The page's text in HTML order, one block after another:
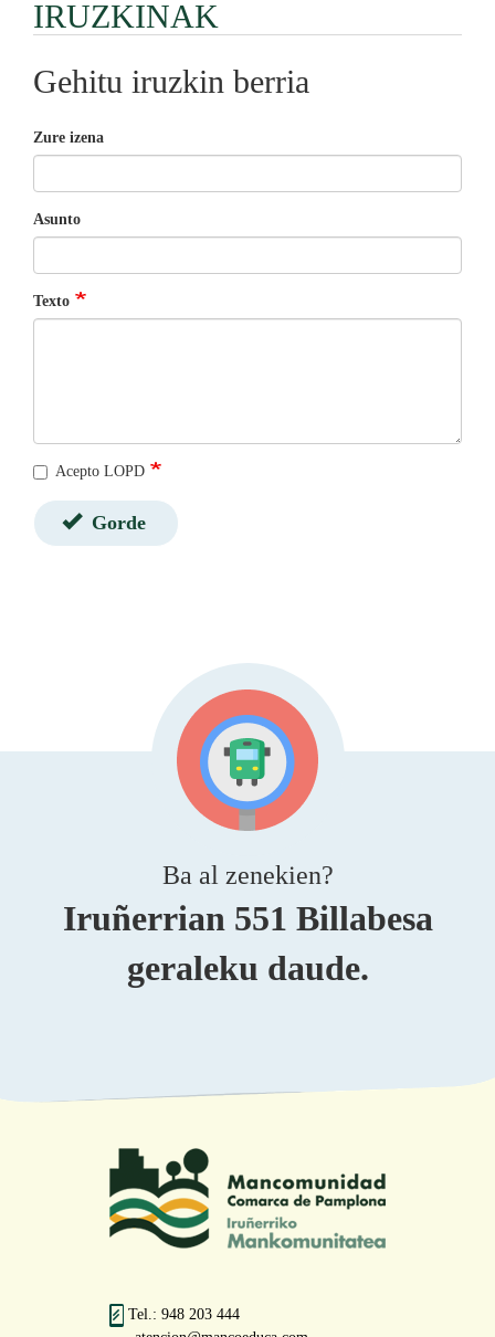
IRUZKINAK
Gehitu iruzkin berria
Zure izena
Asunto
Texto
Acepto LOPD
Gorde
Ba al zenekien?
Iruñerrian 551 Billabesa
geraleku daude.
Tel.: 948 203 444